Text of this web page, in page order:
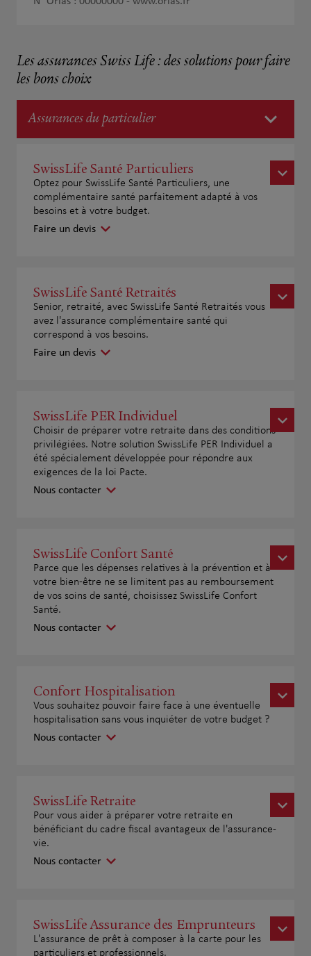
Les assurances Swiss Life : des solutions pour faire
les bons choix
Assurances du particulier
SwissLife Santé Particuliers
Optez pour SwissLife Santé Particuliers, une
complémentaire santé parfaitement adapté à vos
besoins et à votre budget.
Faire un devis
SwissLife Santé Retraités
Senior, retraité, avec SwissLife Santé Retraités vous
avez l'assurance complémentaire santé qui
correspond à vos besoins.
Faire un devis
SwissLife PER Individuel
Choisir de préparer votre retraite dans des conditions
privilégiées. Notre solution SwissLife PER Individuel a
été spécialement développée pour répondre aux
exigences de la loi Pacte.
Nous contacter
SwissLife Confort Santé
Parce que les dépenses relatives à la prévention et à
votre bien-être ne se limitent pas au remboursement
de vos soins de santé, choisissez SwissLife Confort
Santé.
Nous contacter
Confort Hospitalisation
Vous souhaitez pouvoir faire face à une éventuelle
hospitalisation sans vous inquiéter de votre budget ?
Nous contacter
SwissLife Retraite
Pour vous aider à préparer votre retraite en
bénéficiant du cadre fiscal avantageux de l'assurance-
vie.
Nous contacter
SwissLife Assurance des Emprunteurs
L'assurance de prêt à composer à la carte pour les
particuliers et professionnels.